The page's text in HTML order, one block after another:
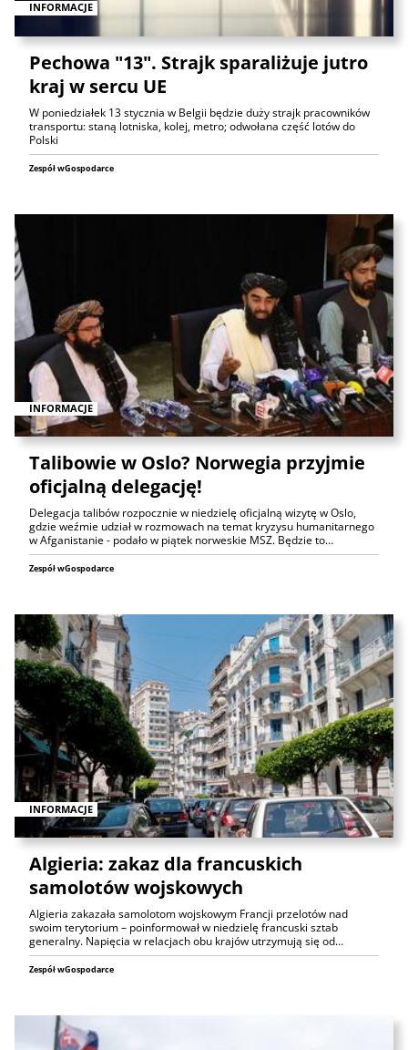
INFORMACJE
Pechowa "13". Strajk sparaliżuje jutro
kraj w sercu UE
W poniedziałek 13 stycznia w Belgii będzie duży strajk pracowników
transportu: staną lotniska, kolej, metro; odwołana część lotów do
Polski
Zespół wGospodarce
INFORMACJE
Talibowie w Oslo? Norwegia przyjmie
oficjalną delegację!
Delegacja talibów rozpocznie w niedzielę oficjalną wizytę w Oslo,
gdzie weźmie udział w rozmowach na temat kryzysu humanitarnego
w Afganistanie - podało w piątek norweskie MSZ. Będzie to…
Zespół wGospodarce
INFORMACJE
Algieria: zakaz dla francuskich
samolotów wojskowych
Algieria zakazała samolotom wojskowym Francji przelotów nad
swoim terytorium – poinformował w niedzielę francuski sztab
generalny. Napięcia w relacjach obu krajów utrzymują się od…
Zespół wGospodarce